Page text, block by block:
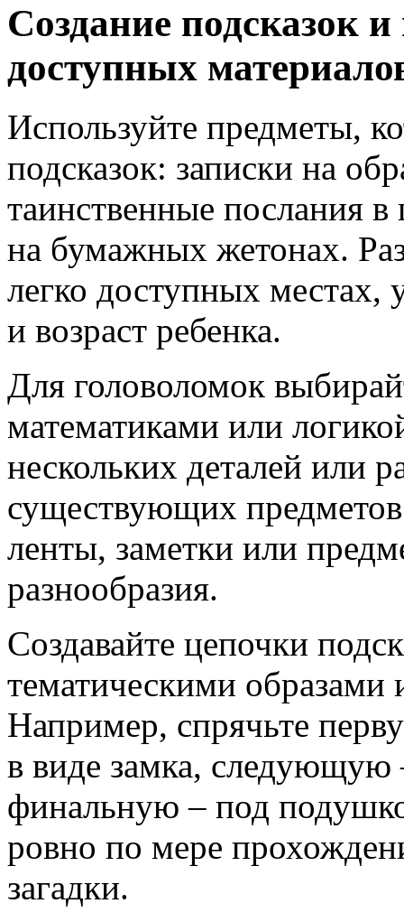
Создание подсказок
доступных
Используйте предметы,
подсказок: записки на
таинственные послания
на бумажных жетонах.
легко доступных местах,
и возраст ребенка.
Для головоломок
математиками или
нескольких деталей или
существующих
ленты, заметки или
разнообразия.
Создавайте цепочки
тематическими
Например, спрячьте
в виде замка, следующую
финальную – под
ровно по мере
загадки.